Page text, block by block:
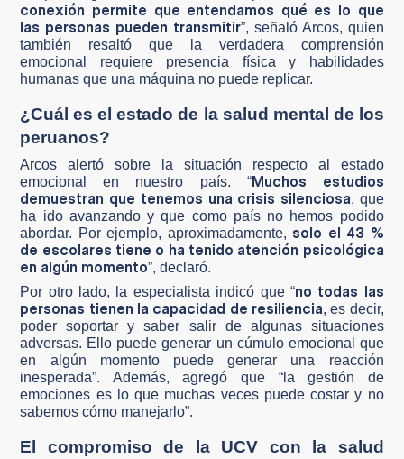
conexión permite que entendamos qué es lo que
las personas pueden transmitir”, señaló Arcos, quien
también resaltó que la verdadera comprensión
emocional requiere presencia física y habilidades
humanas que una máquina no puede replicar.
¿Cuál es el estado de la salud mental de los
peruanos?
Arcos alertó sobre la situación respecto al estado
emocional en nuestro país. “Muchos estudios
demuestran que tenemos una crisis silenciosa, que
ha ido avanzando y que como país no hemos podido
abordar. Por ejemplo, aproximadamente, solo el 43 %
de escolares tiene o ha tenido atención psicológica
en algún momento”, declaró.
Por otro lado, la especialista indicó que “no todas las
personas tienen la capacidad de resiliencia, es decir,
poder soportar y saber salir de algunas situaciones
adversas. Ello puede generar un cúmulo emocional que
en algún momento puede generar una reacción
inesperada”. Además, agregó que “la gestión de
emociones es lo que muchas veces puede costar y no
sabemos cómo manejarlo”.
El compromiso de la UCV con la salud